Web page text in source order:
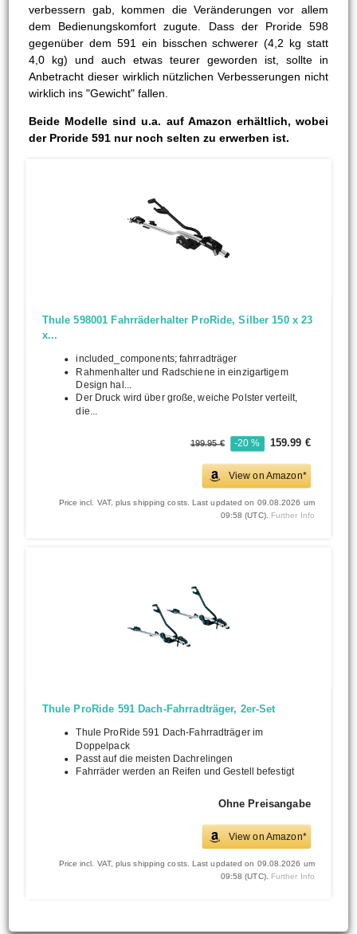
verbessern gab, kommen die Veränderungen vor allem
dem Bedienungskomfort zugute. Dass der Proride 598
gegenüber dem 591 ein bisschen schwerer (4,2 kg statt
4,0 kg) und auch etwas teurer geworden ist, sollte in
Anbetracht dieser wirklich nützlichen Verbesserungen nicht
wirklich ins "Gewicht" fallen.
Beide Modelle sind u.a. auf Amazon erhältlich, wobei
der Proride 591 nur noch selten zu erwerben ist.
Thule 598001 Fahrräderhalter ProRide, Silber 150 x 23
x...
included_components; fahrradträger
Rahmenhalter und Radschiene in einzigartigem
Design hal...
Der Druck wird über große, weiche Polster verteilt,
die...
199.95 € -20 % 159.99 €
View on Amazon*
Price incl. VAT, plus shipping costs. Last updated on 09.08.2026 um
09:58 (UTC). Further Info
Thule ProRide 591 Dach-Fahrradträger, 2er-Set
Thule ProRide 591 Dach-Fahrradträger im
Doppelpack
Passt auf die meisten Dachrelingen
Fahrräder werden an Reifen und Gestell befestigt
Ohne Preisangabe
View on Amazon*
Price incl. VAT, plus shipping costs. Last updated on 09.08.2026 um
09:58 (UTC). Further Info